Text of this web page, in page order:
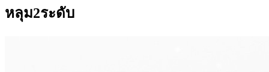
หลุม2ระดับ